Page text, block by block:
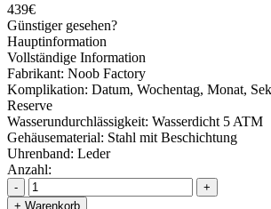
439€
Günstiger gesehen?
Hauptinformation
Vollständige Information
Fabrikant: Noob Factory
Komplikation: Datum, Wochentag, Monat,
Reserve
Wasserundurchlässigkeit: Wasserdicht 5 ATM
Gehäusematerial: Stahl mit Beschichtung
Uhrenband: Leder
Anzahl:
-
+
+ Warenkorb